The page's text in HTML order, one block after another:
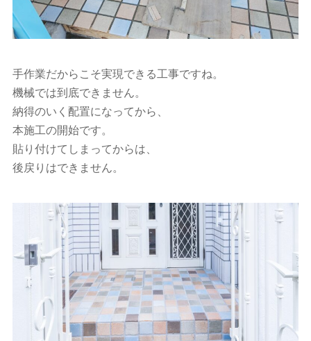
手作業だからこそ実現できる工事ですね。
機械では到底できません。
納得のいく配置になってから、
本施工の開始です。
貼り付けてしまってからは、
後戻りはできません。